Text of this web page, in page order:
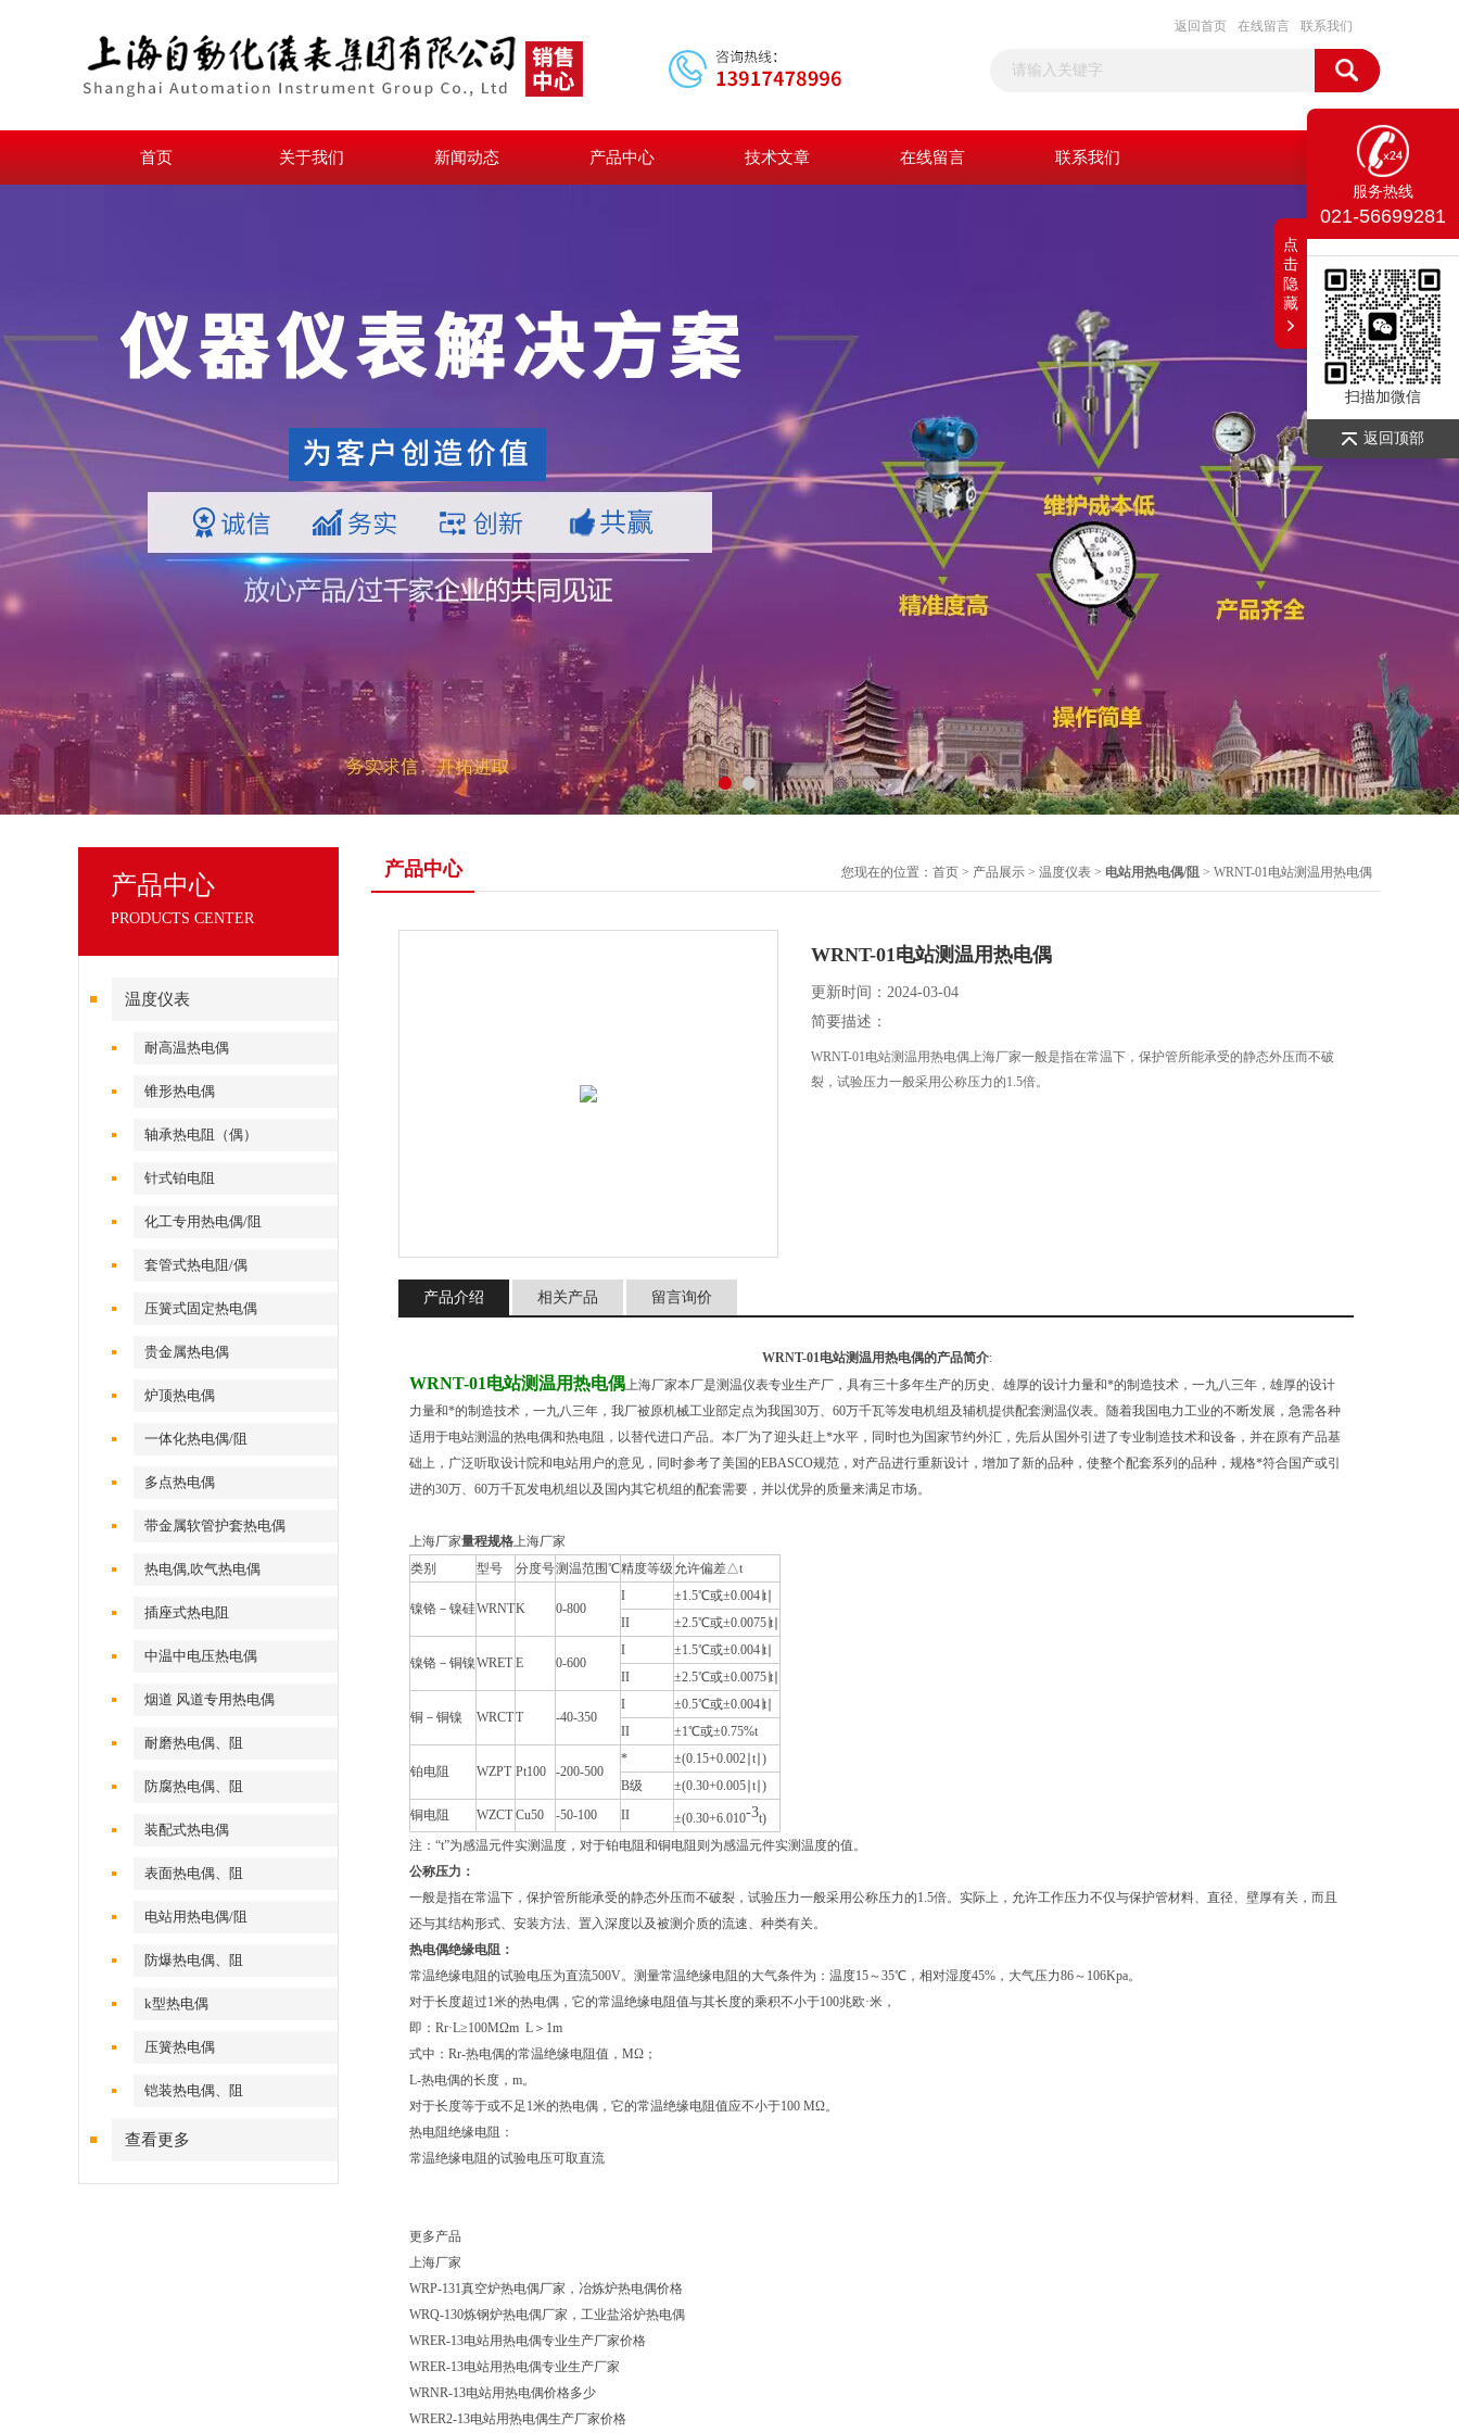
返回首页 在线留言 联系我们
首页 关于我们 新闻动态 产品中心 技术文章 在线留言 联系我们
产品中心
PRODUCTS CENTER
温度仪表
耐高温热电偶
锥形热电偶
轴承热电阻（偶）
针式铂电阻
化工专用热电偶/阻
套管式热电阻/偶
压簧式固定热电偶
贵金属热电偶
炉顶热电偶
一体化热电偶/阻
多点热电偶
带金属软管护套热电偶
热电偶,吹气热电偶
插座式热电阻
中温中电压热电偶
烟道 风道专用热电偶
耐磨热电偶、阻
防腐热电偶、阻
装配式热电偶
表面热电偶、阻
电站用热电偶/阻
防爆热电偶、阻
k型热电偶
压簧热电偶
铠装热电偶、阻
查看更多
产品中心 您现在的位置： 首页 > 产品展示 > 温度仪表 > 电站用热电偶/阻 > WRNT-01电站测温用热电偶
WRNT-01电站测温用热电偶
更新时间：2024-03-04
简要描述：
WRNT-01电站测温用热电偶上海厂家一般是指在常温下，保护管所能承受的静态外压而不破
裂，试验压力一般采用公称压力的1.5倍。
产品介绍 相关产品 留言询价
WRNT-01电站测温用热电偶的产品简介:
WRNT-01电站测温用热电偶上海厂家本厂是测温仪表专业生产厂，具有三十多年生产的历史、雄厚的设计力量和*的制造技术，一九八三年，雄厚的设计
力量和*的制造技术，一九八三年，我厂被原机械工业部定点为我国30万、60万千瓦等发电机组及辅机提供配套测温仪表。随着我国电力工业的不断发展，急需各种
适用于电站测温的热电偶和热电阻，以替代进口产品。本厂为了迎头赶上*水平，同时也为国家节约外汇，先后从国外引进了专业制造技术和设备，并在原有产品基
础上，广泛听取设计院和电站用户的意见，同时参考了美国的EBASCO规范，对产品进行重新设计，增加了新的品种，使整个配套系列的品种，规格*符合国产或引
进的30万、60万千瓦发电机组以及国内其它机组的配套需要，并以优异的质量来满足市场。
上海厂家量程规格上海厂家
类别
型号 分度号测温范围℃精度等级 允许偏差△t
镍铬－镍硅WRNTK 0-800
I
±1.5℃或±0.004∣t∣
II
±2.5℃或±0.0075∣t∣
镍铬－铜镍WRET E 0-600
I
±1.5℃或±0.004∣t∣
II
±2.5℃或±0.0075∣t∣
铜－铜镍 WRCTT -40-350
I
±0.5℃或±0.004∣t∣
II
±1℃或±0.75%t
铂电阻 WZPT Pt100 -200-500
*
±(0.15+0.002∣t∣)
B级
±(0.30+0.005∣t∣)
铜电阻
WZCT Cu50 -50-100 II ±(0.30+6.010-3t)
注：“t”为感温元件实测温度，对于铂电阻和铜电阻则为感温元件实测温度的值。
公称压力：
一般是指在常温下，保护管所能承受的静态外压而不破裂，试验压力一般采用公称压力的1.5倍。实际上，允许工作压力不仅与保护管材料、直径、壁厚有关，而且
还与其结构形式、安装方法、置入深度以及被测介质的流速、种类有关。
热电偶绝缘电阻：
常温绝缘电阻的试验电压为直流500V。 测量常温绝缘电阻的大气条件为：温度15～35℃，相对湿度45%，大气压力86～106Kpa。
对于长度超过1米的热电偶，它的常温绝缘电阻值与其长度的乘积不小于100兆欧·米，
即：Rr·L≥100MΩm L＞1m
式中：Rr-热电偶的常温绝缘电阻值，MΩ；
L-热电偶的长度，m。
对于长度等于或不足1米的热电偶，它的常温绝缘电阻值应不小于100 MΩ。
热电阻绝缘电阻：
常温绝缘电阻的试验电压可取直流
更多产品
上海厂家
WRP-131真空炉热电偶厂家，冶炼炉热电偶价格
WRQ-130炼钢炉热电偶厂家，工业盐浴炉热电偶
WRER-13电站用热电偶专业生产厂家价格
WRER-13电站用热电偶专业生产厂家
WRNR-13电站用热电偶价格多少
WRER2-13电站用热电偶生产厂家价格
服务热线
021-56699281
扫描加微信
返回顶部
点
击
隐
藏